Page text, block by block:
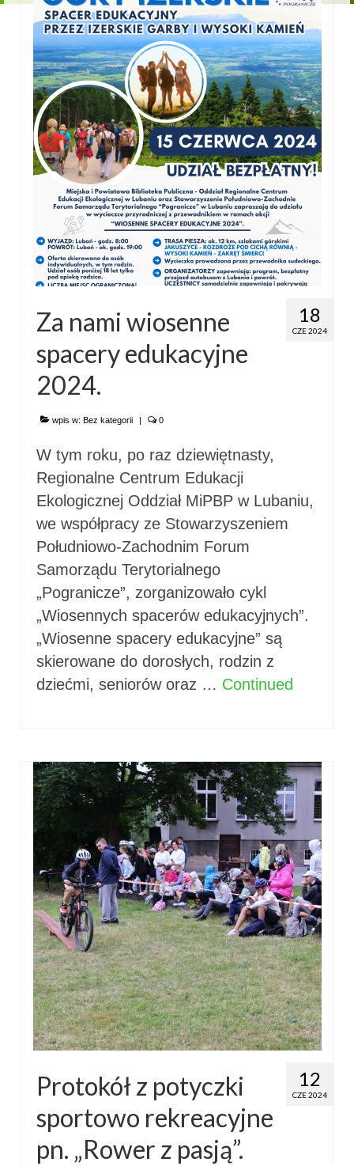
18
CZE 2024
Za nami wiosenne
spacery edukacyjne
2024.
wpis w: Bez kategorii | 0
W tym roku, po raz dziewiętnasty,
Regionalne Centrum Edukacji
Ekologicznej Oddział MiPBP w Lubaniu,
we współpracy ze Stowarzyszeniem
Południowo-Zachodnim Forum
Samorządu Terytorialnego
„Pogranicze”, zorganizowało cykl
„Wiosennych spacerów edukacyjnych”.
„Wiosenne spacery edukacyjne” są
skierowane do dorosłych, rodzin z
dziećmi, seniorów oraz … Continued
12
CZE 2024
Protokół z potyczki
sportowo rekreacyjne
pn. „Rower z pasją”.